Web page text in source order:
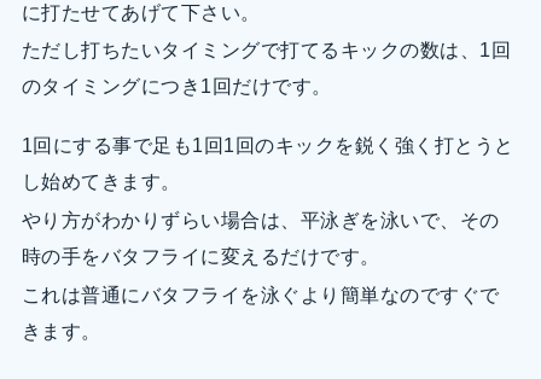
に打たせてあげて下さい。
ただし打ちたいタイミングで打てるキックの数は、1回
のタイミングにつき1回だけです。
1回にする事で足も1回1回のキックを鋭く強く打とうと
し始めてきます。
やり方がわかりずらい場合は、平泳ぎを泳いで、その
時の手をバタフライに変えるだけです。
これは普通にバタフライを泳ぐより簡単なのですぐで
きます。